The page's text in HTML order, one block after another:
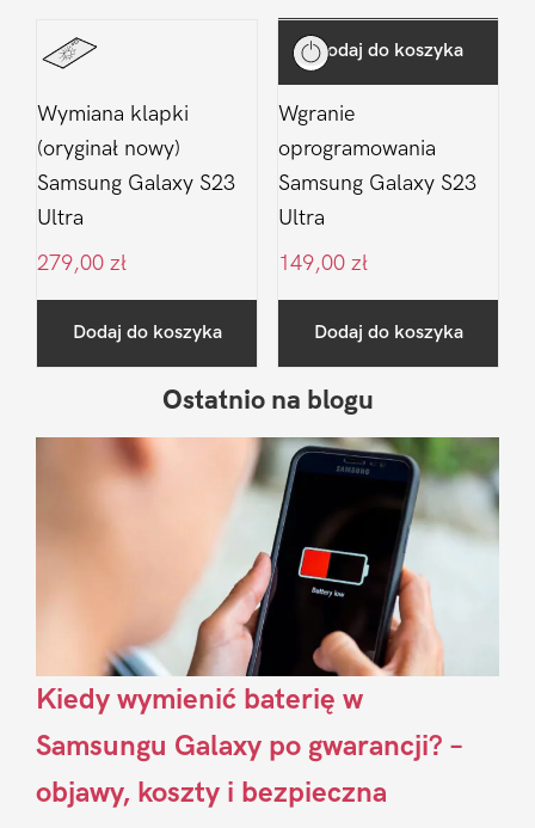
Dodaj do koszyka
Wymiana klapki
(oryginał nowy)
Samsung Galaxy S23
Ultra
279,00 zł
Dodaj do koszyka
Wgranie
oprogramowania
Samsung Galaxy S23
Ultra
149,00 zł
Dodaj do koszyka
Sidebar
Ostatnio na blogu
Kiedy wymienić baterię w
Samsungu Galaxy po gwarancji? –
objawy, koszty i bezpieczna